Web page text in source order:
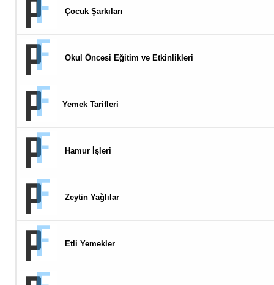
Çocuk Şarkıları
Okul Öncesi Eğitim ve Etkinlikleri
Yemek Tarifleri
Hamur İşleri
Zeytin Yağlılar
Etli Yemekler